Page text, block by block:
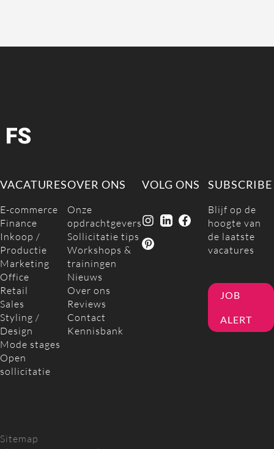
VACATURES
E-commerce
Finance
Inkoop /
Productie
Marketing
Office
Retail
Sales
Styling /
Design
Mode stages
Open
sollicitatie
OVER ONS
Onze
opdrachtgevers
Sollicitatie tips
Workshops &
trainingen
Nieuws
Over ons
Reviews
Contact
Kennisbank
VOLG ONS SUBSCRIBE
Blijf op de
hoogte van
de laatste
vacatures
JOB
ALERT
Sitemap